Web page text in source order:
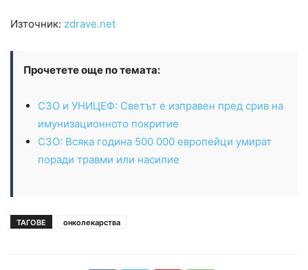
Източник: zdrave.net
Прочетете още по темата:
СЗО и УНИЦЕФ: Светът е изправен пред срив на
имунизационното покритие
СЗО: Всяка година 500 000 европейци умират
поради травми или насилие
ТАГОВЕ онколекарства